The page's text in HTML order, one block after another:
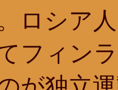
ロシア
フィン